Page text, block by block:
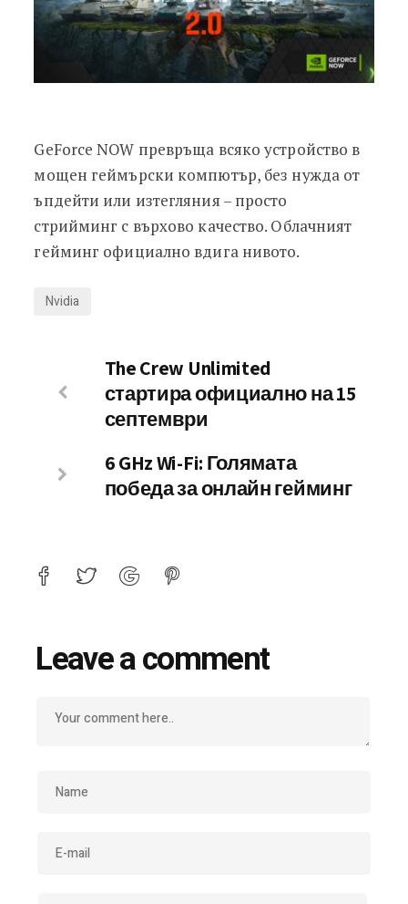
GeForce NOW превръща всяко устройство в
мощен геймърски компютър, без нужда от
ъпдейти или изтегляния – просто
стрийминг с върхово качество. Облачният
гейминг официално вдига нивото.
Nvidia
The Crew Unlimited
стартира официално на 15
септември
6 GHz Wi-Fi: Голямата
победа за онлайн гейминг
Leave a comment